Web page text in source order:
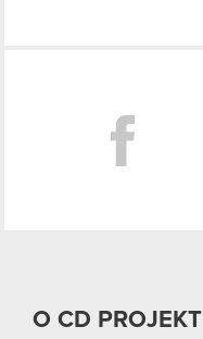
O CD PROJEKT